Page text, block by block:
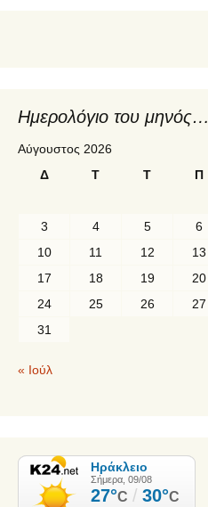
Ημερολόγιο του μηνός…
Αύγουστος 2026
Δ
Τ Τ Π
3
4 5 6
10
11 12 13
17
18 19 20
24
25 26 27
31
« Ιούλ